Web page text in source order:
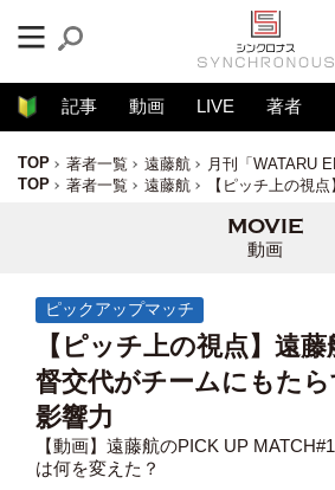
記事 動画 LIVE 著者
TOP 著者一覧 遠藤航 月刊「WATARU
TOP
著者一覧 遠藤航 【ピッチ上の視
動画
ピックアップマッチ
【ピッチ上の視点】遠
督交代がチームにもた
影響力
【動画】遠藤航のPICK UP
は何を変えた？